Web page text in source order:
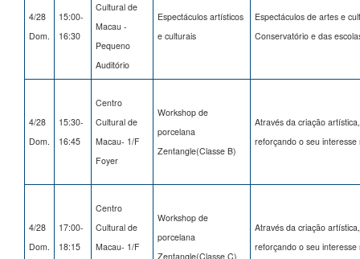
4/28
Dom.
15:00-
16:30
Cultural de
Macau -
Pequeno
Auditório
Espectáculos artísticos
e culturais
Espectáculos de artes e
Conservatório e das
4/28
Dom.
15:30-
16:45
Centro
Cultural de
Macau- 1/F
Foyer
Workshop de
porcelana
Zentangle(Classe B)
Através da criação
reforçando o seu
4/28
Dom.
17:00-
18:15
Centro
Cultural de
Macau- 1/F
Workshop de
porcelana
Zentangle(Classe C)
Através da criação
reforçando o seu